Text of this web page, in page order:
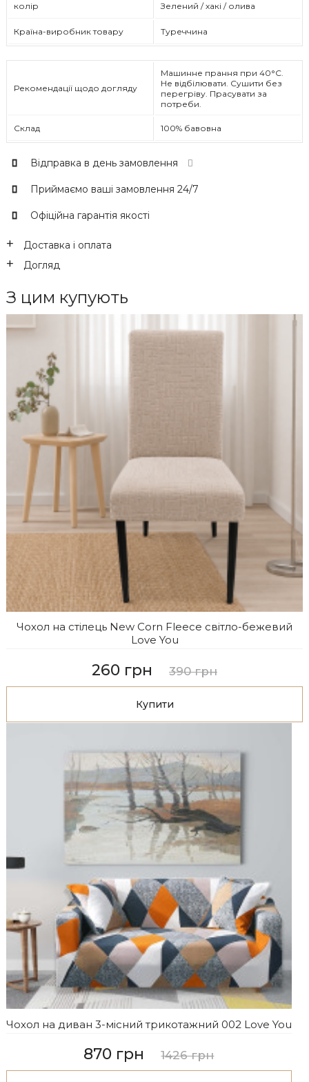
колір Зелений / хакі / олива
Країна-виробник товару Туреччина
Рекомендації щодо догляду
Машинне прання при 40°C.
Не відбілювати. Сушити без
перегріву. Прасувати за
потреби.
Склад 100% бавовна
Відправка в день замовлення
Приймаємо ваші замовлення 24/7
Офіційна гарантія якості
Доставка і оплата
Догляд
З цим купують
Чохол на стілець New Corn Fleece світло-бежевий
Love You
260 грн 390 грн
Купити
Чохол на диван 3-місний трикотажний 002 Love You
870 грн 1426 грн